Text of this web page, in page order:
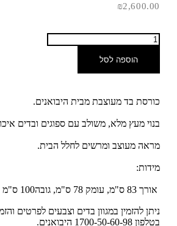
₪2,600.00
הוספה לסל
כורסתבד מעוצבת מבית היבואנים.
בנוי מעץ מלא, משולב עם ספוגים ובדים
מראה מעוצב ומרשים לחלל הבית.
מידות:
אורך 83 ס"מ, עומק 78 ס"מ, גובה100 ס"מ
ניתן להזמין במגוון בדים וצבעים לפרטים
בטלפון 1700-50-60-98 היבואנים.